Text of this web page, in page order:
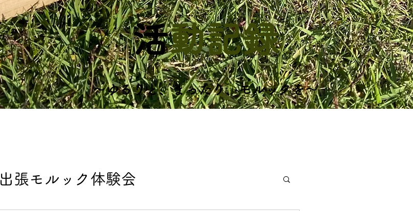
​活動記録
​～ゆるりと、まったり、モルックを～
出張モルック体験会